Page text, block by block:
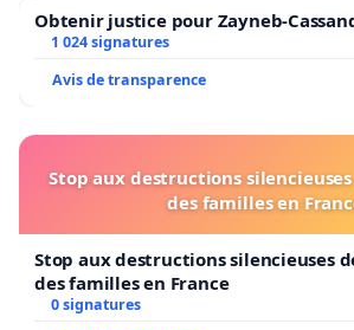
Obtenir justice pour Zayneb-
1 024 signatures
Avis de transparence
Stop aux destructions
des familles en
Stop aux destructions silencieuses
des familles en France
0 signatures